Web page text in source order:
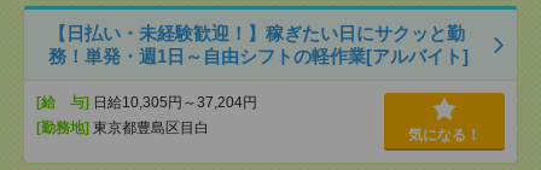
【日払い・未経験歓迎！】稼ぎたい日にサクッと勤
務！単発・週1日～自由シフトの軽作業[アルバイト]
[給 与] 日給10,305円～37,204円
[勤務地] 東京都豊島区目白 気になる！